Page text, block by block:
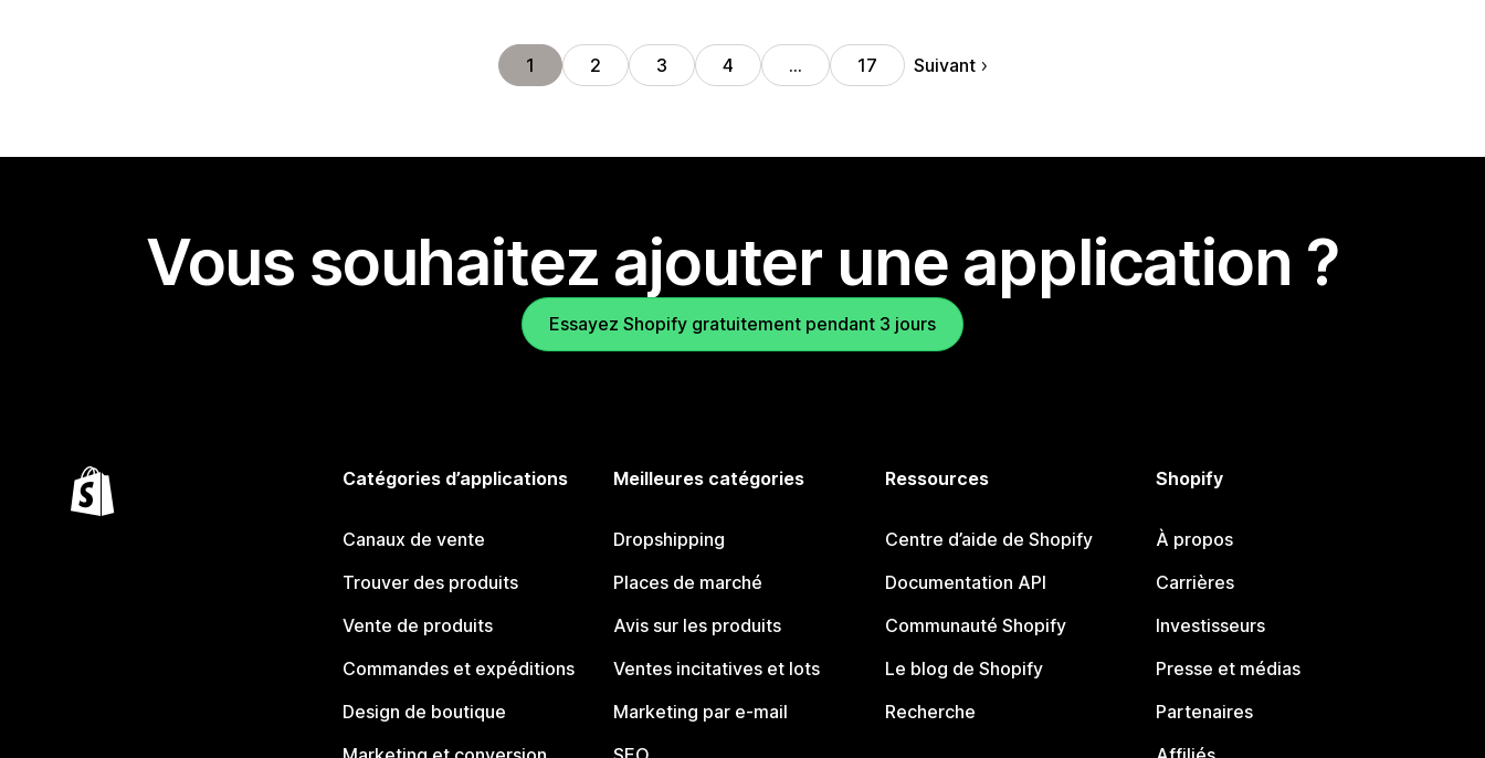
1 2 3 4 … 17 Suivant
Vous souhaitez ajouter une application ?
Essayez Shopify gratuitement pendant 3 jours
Catégories d’applications
Canaux de vente
Trouver des produits
Vente de produits
Commandes et expéditions
Design de boutique
Meilleures catégories
Dropshipping
Places de marché
Avis sur les produits
Ventes incitatives et lots
Marketing par e-mail
Ressources
Centre d’aide de Shopify
Documentation API
Communauté Shopify
Le blog de Shopify
Recherche
Shopify
À propos
Carrières
Investisseurs
Presse et médias
Partenaires